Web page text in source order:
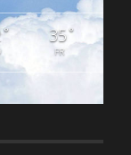
° 35°
FR